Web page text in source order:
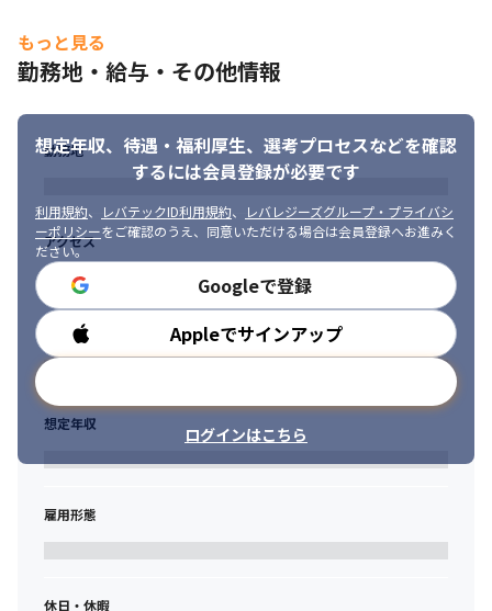
- 思いやりをもってコミュニケーションが取れる方
もっと見る
勤務地・給与・その他情報
想定年収、待遇・福利厚生、 選考プロセスなどを確認
するには会員登録が必要です
利用規約、 レバテックID利用規約、
レバレジーズグループ・プライバシ
ーポリシーをご確認のうえ、同意いただける場合は会員登録へお進みく
ださい。
Googleで登録
Appleでサインアップ
ログインはこちら
勤務地
アクセス
勤務時間
想定年収
雇用形態
休日・休暇